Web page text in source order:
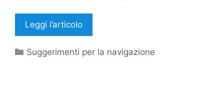
Leggi l’articolo
Categorie
Suggerimenti per la navigazione